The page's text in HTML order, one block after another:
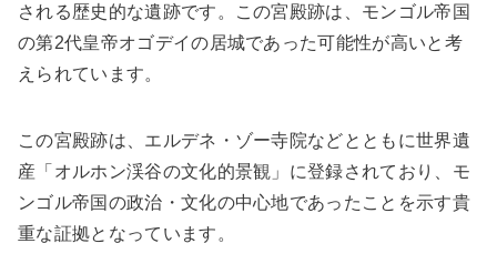
される歴史的な遺跡です。この宮殿跡は、モンゴル帝国
の第2代皇帝オゴデイの居城であった可能性が高いと考
えられています。
この宮殿跡は、エルデネ・ゾー寺院などとともに世界遺
産「オルホン渓谷の文化的景観」に登録されており、モ
ンゴル帝国の政治・文化の中心地であったことを示す貴
重な証拠となっています。